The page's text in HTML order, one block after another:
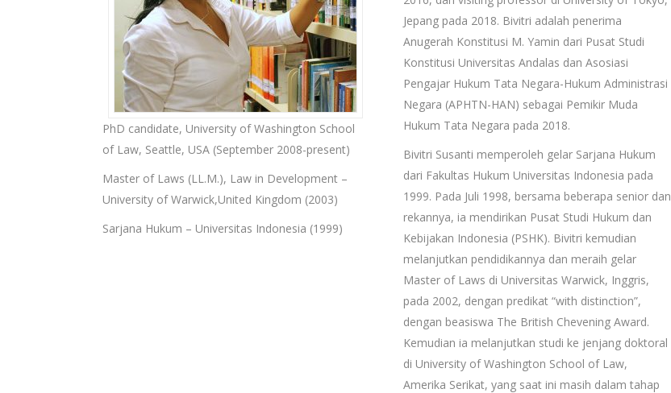
PhD candidate, University of Washington School
of Law, Seattle, USA (September 2008-present)
Master of Laws (LL.M.), Law in Development –
University of Warwick,United Kingdom (2003)
Sarjana Hukum – Universitas Indonesia (1999)
Jepang pada 2018. Bivitri adalah penerima
Anugerah Konstitusi M. Yamin dari Pusat Studi
Konstitusi Universitas Andalas dan Asosiasi
Pengajar Hukum Tata Negara-Hukum Administrasi
Negara (APHTN-HAN) sebagai Pemikir Muda
Hukum Tata Negara pada 2018.
Bivitri Susanti memperoleh gelar Sarjana Hukum
dari Fakultas Hukum Universitas Indonesia pada
1999. Pada Juli 1998, bersama beberapa senior dan
rekannya, ia mendirikan Pusat Studi Hukum dan
Kebijakan Indonesia (PSHK). Bivitri kemudian
melanjutkan pendidikannya dan meraih gelar
Master of Laws di Universitas Warwick, Inggris,
pada 2002, dengan predikat “with distinction”,
dengan beasiswa The British Chevening Award.
Kemudian ia melanjutkan studi ke jenjang doktoral
di University of Washington School of Law,
Amerika Serikat, yang saat ini masih dalam tahap